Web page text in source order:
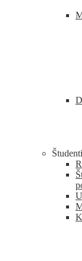
Študenti